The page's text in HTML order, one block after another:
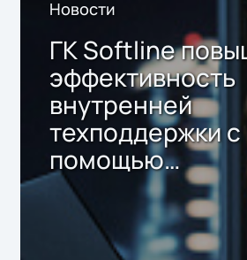
Новости
ГК Softline
эффективность
внутренней
техподдержки с
помощью
собственного
сервиса